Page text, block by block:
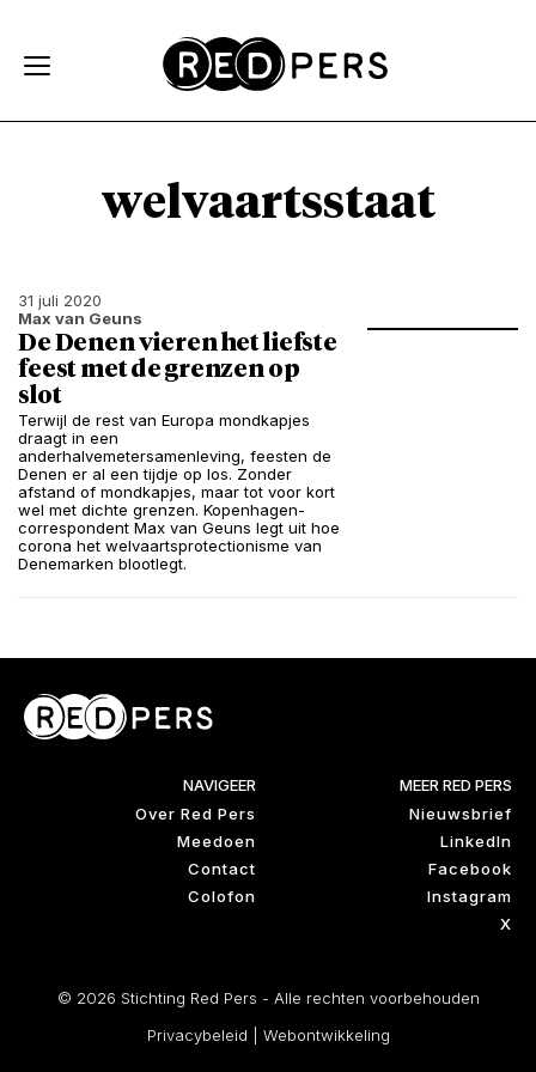
welvaartsstaat
31 juli 2020
Max van Geuns
De Denen vieren het liefste
feest met de grenzen op
slot
Terwijl de rest van Europa mondkapjes
draagt in een
anderhalvemetersamenleving, feesten de
Denen er al een tijdje op los. Zonder
afstand of mondkapjes, maar tot voor kort
wel met dichte grenzen. Kopenhagen-
correspondent Max van Geuns legt uit hoe
corona het welvaartsprotectionisme van
Denemarken blootlegt.
NAVIGEER
Over Red Pers
Meedoen
Contact
Colofon
MEER RED PERS
Nieuwsbrief
LinkedIn
Facebook
Instagram
X
© 2026 Stichting Red Pers - Alle rechten voorbehouden
Privacybeleid
Webontwikkeling